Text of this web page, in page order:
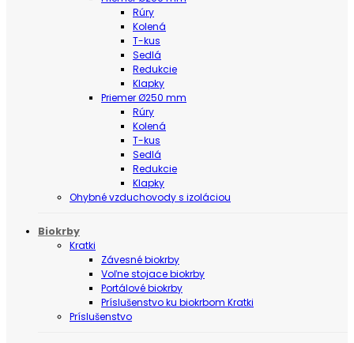
Rúry
Kolená
T-kus
Sedlá
Redukcie
Klapky
Priemer Ø250 mm
Rúry
Kolená
T-kus
Sedlá
Redukcie
Klapky
Ohybné vzduchovody s izoláciou
Biokrby
Kratki
Závesné biokrby
Voľne stojace biokrby
Portálové biokrby
Príslušenstvo ku biokrbom Kratki
Príslušenstvo